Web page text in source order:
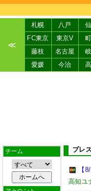
≪
札幌 八戸
FC東京
東京V
藤枝
名古屋
愛媛
今治
チーム プレ
【
高知ユ